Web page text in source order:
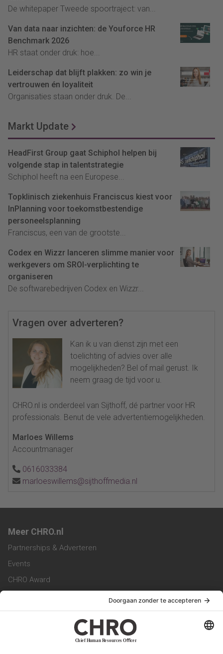
De whitepaper Tweede spoortraject: van...
Van data naar inzichten: de Youforce HR
Benchmark 2026
HR staat onder druk: hoe...
Leiderschap dat blijft plakken: zo win je
vertrouwen én loyaliteit
Organisaties staan onder druk. De...
Markt Update
HeadFirst Group gaat Schiphol helpen bij
volgende stap in talentstrategie
Schiphol heeft na een Europese...
Topklinisch ziekenhuis Franciscus kiest voor
InPlanning voor toekomstbestendige
personeelsplanning
Franciscus, een van de grootste...
Codex en Wizzr lanceren slimme manier voor
werkgevers om SROI-verplichting te
organiseren
De softwarebedrijven Codex en Wizzr...
Vragen over adverteren?
Kan ik u van dienst zijn met een
toelichting of advies over alle
mogelijkheden? Bel of mail gerust. Ik
neem graag de tijd voor u.
CHRO.nl is onderdeel van Sijthoff, dé partner voor HR
professionals. Benut de vele advertentiemogelijkheden.
Marloes Willems
Accountmanager
0616033384
marloeswillems@sijthoffmedia.nl
Meer CHRO.nl
Partnerships & Adverteren
Events
CHRO Award
CHRO Magazine
Service & Contact